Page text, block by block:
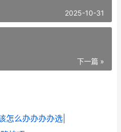
2025-10-31
下一篇 »
怎么办办办办选|